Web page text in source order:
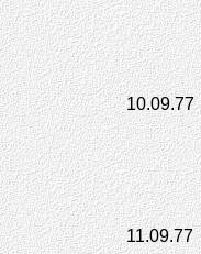
10.09.77
11.09.77